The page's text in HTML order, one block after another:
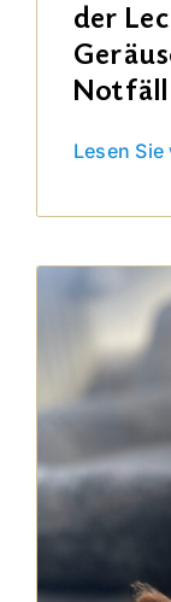
der
Lesen Sie